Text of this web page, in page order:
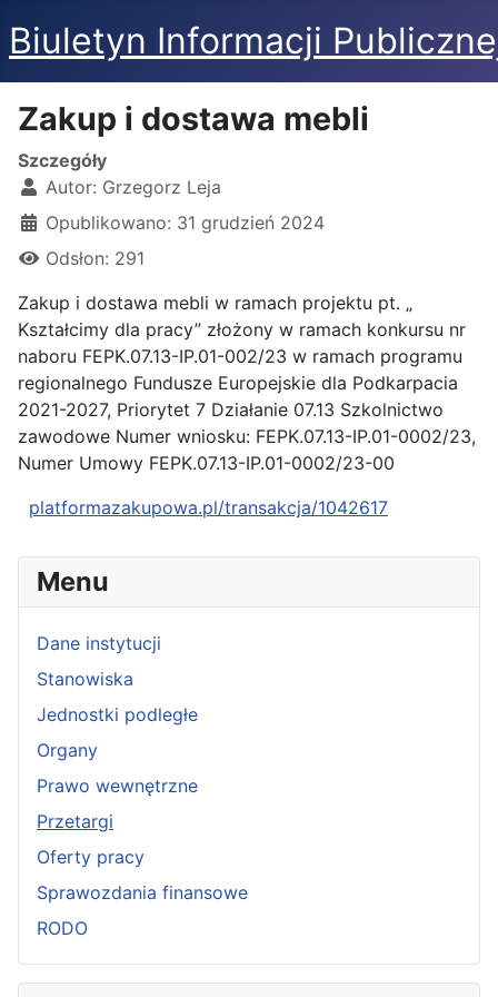
Biuletyn Informacji
Menu
Dane instytucji
Stanowiska
Jednostki podległe
Organy
Prawo wewnętrzne
Przetargi
Oferty pracy
Sprawozdania finansowe
RODO
Zakup i dostawa mebli
Szczegóły
Autor: Grzegorz Leja
Opublikowano: 31 grudzień 2024
Odsłon: 291
Zakup i dostawa mebli w ramach projektu pt. „
Kształcimy dla pracy” złożony w ramach konkursu nr
naboru FEPK.07.13-IP.01-002/23 w ramach programu
regionalnego Fundusze Europejskie dla Podkarpacia
2021-2027, Priorytet 7 Działanie 07.13 Szkolnictwo
zawodowe Numer wniosku: FEPK.07.13-IP.01-0002/23,
Numer Umowy FEPK.07.13-IP.01-0002/23-00
platformazakupowa.pl/transakcja/1042617